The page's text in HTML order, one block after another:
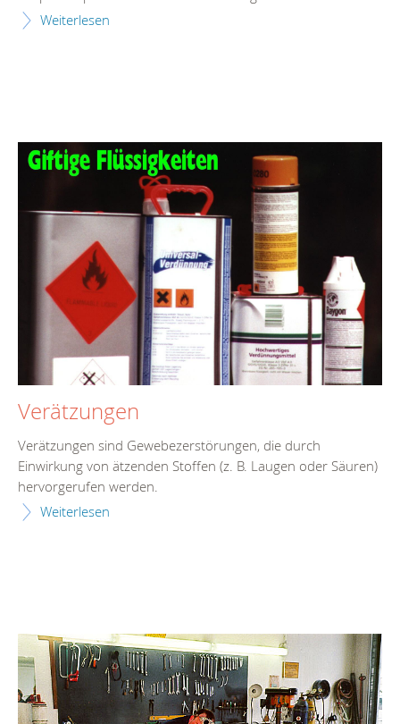
Weiterlesen
Verätzungen
Verätzungen sind Gewebezerstörungen, die durch
Einwirkung von ätzenden Stoffen (z. B. Laugen oder Säuren)
hervorgerufen werden.
Weiterlesen